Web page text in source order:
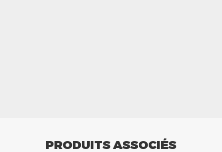
PRODUITS ASSOCIÉS